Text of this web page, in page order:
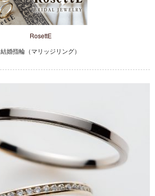
RosettE
結婚指輪（マリッジリング）